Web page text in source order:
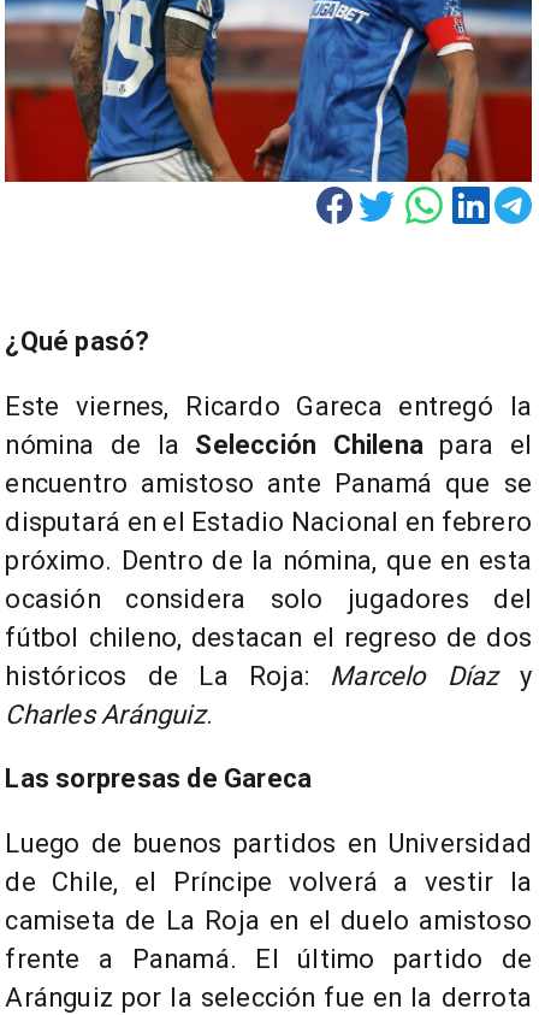
¿Qué pasó?
Este viernes, Ricardo Gareca entregó la
nómina de la Selección Chilena para el
encuentro amistoso ante Panamá que se
disputará en el Estadio Nacional en febrero
próximo. Dentro de la nómina, que en esta
ocasión considera solo jugadores del
fútbol chileno, destacan el regreso de dos
históricos de La Roja: Marcelo Díazy
Charles Aránguiz.
Las sorpresas de Gareca
Luego de buenos partidos en Universidad
de Chile, el Príncipe volverá a vestir la
camiseta de La Roja en el duelo amistoso
frente a Panamá. El último partido de
Aránguiz por la selección fue en la derrota